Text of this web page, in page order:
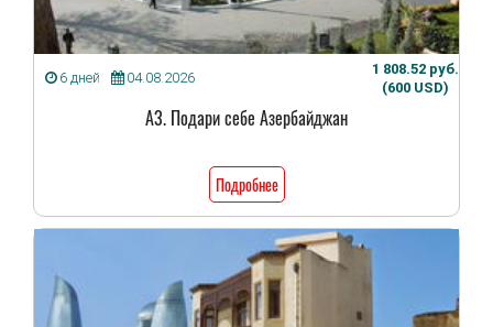
6 дней 04.08.2026
1 808.52 руб.
(600 USD)
А3. Подари себе Азербайджан
Подробнее